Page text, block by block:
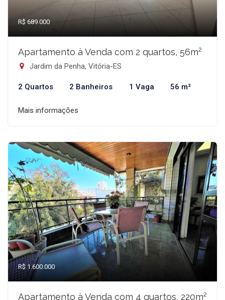
R$ 689.000
Apartamento à Venda com 2 quartos, 56m²
Jardim da Penha, Vitória-ES
2 Quartos 2 Banheiros 1 Vaga 56 m²
Mais informações
R$ 1.600.000
Apartamento à Venda com 4 quartos, 220m²